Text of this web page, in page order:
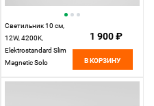
Светильник 10 см,
12W, 4200K,
Elektrostandard Slim
Magnetic Solo
1 900 ₽
В КОРЗИНУ